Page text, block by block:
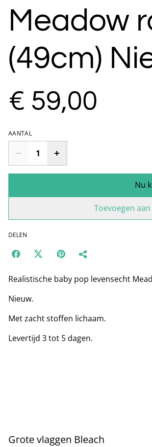
Meadow
(49cm)
€ 59,00
AANTAL
Nu
Toevoegen
DELEN
Realistische baby pop levensecht
Nieuw.
Met zacht stoffen lichaam.
Levertijd 3 tot 5 dagen.
Grote vlaggen Bleach